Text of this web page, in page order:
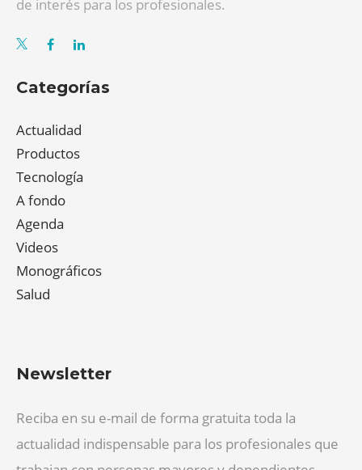
de interés para los profesionales.
Categorías
Actualidad
Productos
Tecnología
A fondo
Agenda
Videos
Monográficos
Salud
Newsletter
Reciba en su e-mail de forma gratuita toda la
actualidad indispensable para los profesionales que